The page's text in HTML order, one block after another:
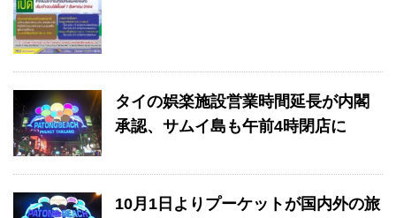
タイの娯楽施設営業時間延長が内閣
承認、サムイ島も午前4時閉店に
10月1日よりプーケットが国内外の旅